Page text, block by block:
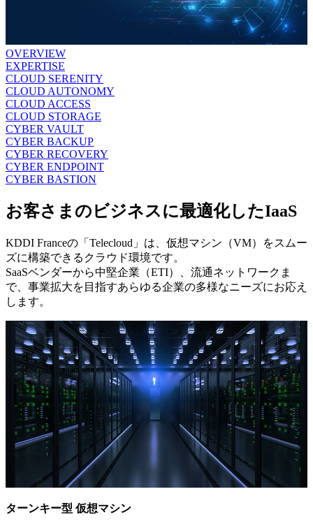
OVERVIEW
EXPERTISE
CLOUD SERENITY
CLOUD AUTONOMY
CLOUD ACCESS
CLOUD STORAGE
CYBER VAULT
CYBER BACKUP
CYBER RECOVERY
CYBER ENDPOINT
CYBER BASTION
お客さまのビジネスに最適化したIaaS
KDDI Franceの「Telecloud」は、仮想マシン（VM）をスムー
ズに構築できるクラウド環境です。
SaaSベンダーから中堅企業（ETI）、流通ネットワークま
で、事業拡大を目指すあらゆる企業の多様なニーズにお応え
します。
ターンキー型 仮想マシン